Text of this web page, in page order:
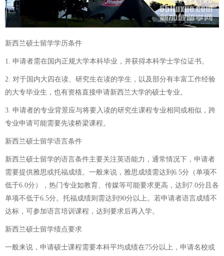
新西兰硕士留学学历条件
1. 申请者需在国内正规大学本科毕业，并获得本科学士学位证书。
2. 对于国内大四在读、研究生在读的学生，以及部分有丰富工作经验
的大专毕业生，也有资格直接申请新西兰大学的硕士专业。
3. 申请者的专业背景应与将要入读的研究生课程专业相同或相似，跨
专业申请可能需要先读桥梁课程。
新西兰硕士留学语言条件
新西兰硕士留学的语言条件主要关注英语能力，通常情况下，申请者
需要提供雅思或托福成绩。一般来说，雅思成绩需达到6.5分（单项不
低于6.0分），热门专业如教育、传媒等可能要求更高，达到7.0分且各
单项不低于6.5分。托福成绩则需达到90分以上。若申请者语言成绩不
达标，可参加语言培训课程，达到要求后再入学。
新西兰硕士留学绩点要求
一般来说，申请硕士课程需要本科平均成绩在75分以上，申请名校或